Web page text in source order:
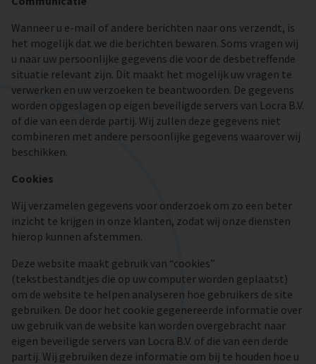
Wanneer u e-mail of andere berichten naar ons verzendt, is
het mogelijk dat we die berichten bewaren. Soms vragen wij
u naar uw persoonlijke gegevens die voor de desbetreffende
situatie relevant zijn. Dit maakt het mogelijk uw vragen te
verwerken en uw verzoeken te beantwoorden. De gegevens
worden opgeslagen op eigen beveiligde servers van Locra B.V.
of die van een derde partij. Wij zullen deze gegevens niet
combineren met andere persoonlijke gegevens waarover wij
beschikken.
Cookies
Wij verzamelen gegevens voor onderzoek om zo een beter
inzicht te krijgen in onze klanten, zodat wij onze diensten
hierop kunnen afstemmen.
Deze website maakt gebruik van “cookies”
(tekstbestandtjes die op uw computer worden geplaatst)
om de website te helpen analyseren hoe gebruikers de site
gebruiken. De door het cookie gegenereerde informatie over
uw gebruik van de website kan worden overgebracht naar
eigen beveiligde servers van Locra B.V. of die van een derde
partij. Wij gebruiken deze informatie om bij te houden hoe u